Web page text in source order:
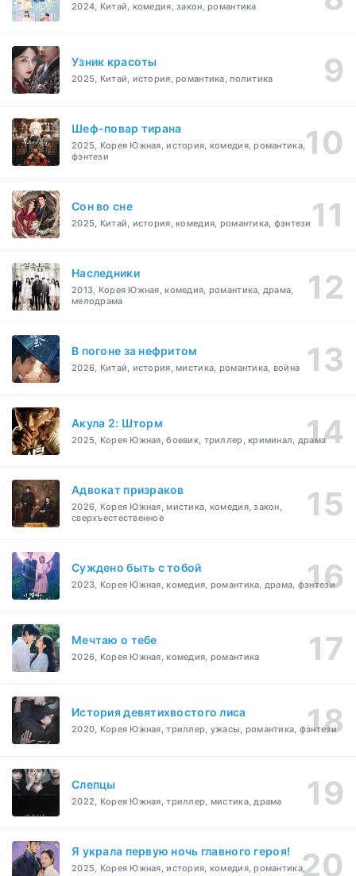
2024, Китай, комедия, закон, романтика
Узник красоты
2025, Китай, история, романтика, политика
Шеф-повар тирана
2025, Корея Южная, история, комедия, романтика,
фэнтези
Cон во сне
2025, Китай, история, комедия, романтика, фэнтези
Наследники
2013, Корея Южная, комедия, романтика, драма,
мелодрама
В погоне за нефритом
2026, Китай, история, мистика, романтика, война
Акула 2: Шторм
2025, Корея Южная, боевик, триллер, криминал, драма
Адвокат призраков
2026, Корея Южная, мистика, комедия, закон,
сверхъестественное
Суждено быть с тобой
2023, Корея Южная, комедия, романтика, драма, фэнтези
Мечтаю о тебе
2026, Корея Южная, комедия, романтика
История девятихвостого лиса
2020, Корея Южная, триллер, ужасы, романтика, фэнтези
Слепцы
2022, Корея Южная, триллер, мистика, драма
Я украла первую ночь главного героя!
2025, Корея Южная, история, комедия, романтика,